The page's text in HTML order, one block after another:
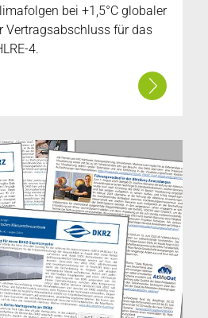
bei +1,5°C globaler
Vertragsabschluss für das
4.